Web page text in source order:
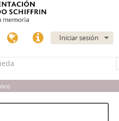
Iniciar sesión